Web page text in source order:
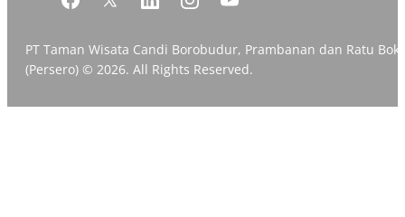
PT Taman Wisata Candi Borobudur, Prambanan dan Ratu
(Persero) © 2026. All Rights Reserved.